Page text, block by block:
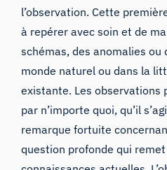
l’observation. Cette
à repérer avec soin et de
schémas, des anomalies ou
monde naturel ou dans la
existante. Les observations
par n’importe quoi, qu’il
remarque fortuite
question profonde qui